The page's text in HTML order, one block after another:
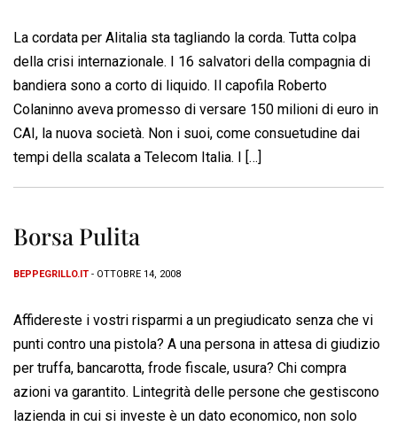
La cordata per Alitalia sta tagliando la corda. Tutta colpa
della crisi internazionale. I 16 salvatori della compagnia di
bandiera sono a corto di liquido. Il capofila Roberto
Colaninno aveva promesso di versare 150 milioni di euro in
CAI, la nuova società. Non i suoi, come consuetudine dai
tempi della scalata a Telecom Italia. I […]
Borsa Pulita
BEPPEGRILLO.IT - OTTOBRE 14, 2008
Affidereste i vostri risparmi a un pregiudicato senza che vi
punti contro una pistola? A una persona in attesa di giudizio
per truffa, bancarotta, frode fiscale, usura? Chi compra
azioni va garantito. Lintegrità delle persone che gestiscono
lazienda in cui si investe è un dato economico, non solo